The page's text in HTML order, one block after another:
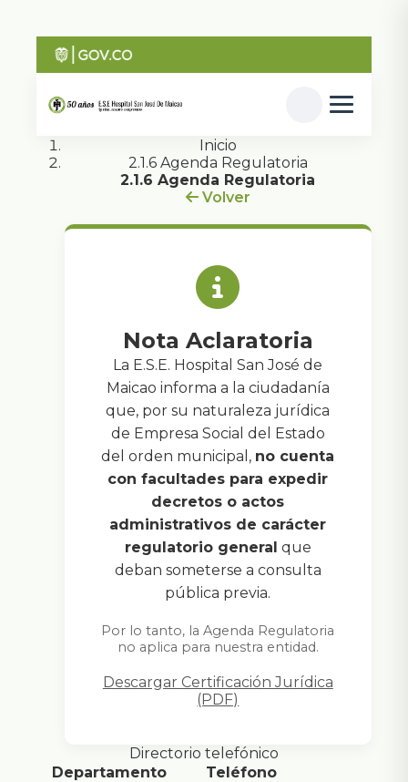
Inicio
2.1.6 Agenda Regulatoria
2.1.6 Agenda Regulatoria
Volver
Nota Aclaratoria
La E.S.E. Hospital San José de
Maicao informa a la ciudadanía
que, por su naturaleza jurídica
de Empresa Social del Estado
del orden municipal, no cuenta
con facultades para expedir
decretos o actos
administrativos de carácter
regulatorio general que
deban someterse a consulta
pública previa.
Por lo tanto, la Agenda Regulatoria
no aplica para nuestra entidad.
Descargar Certificación Jurídica
(PDF)
Directorio telefónico
Departamento
Teléfono